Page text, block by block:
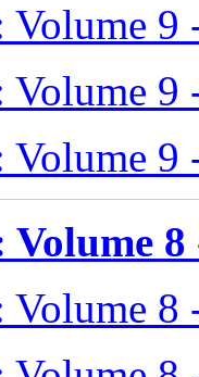
Volume 9
Volume 9
Volume 9
Volume 8
Volume 8